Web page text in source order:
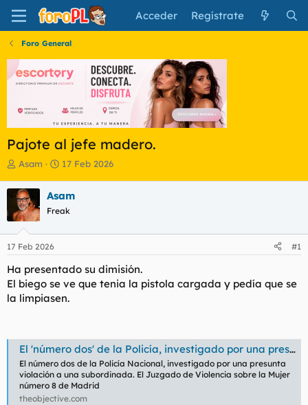
Acceder Regístrate
Foro General
Pajote al jefe madero.
I
i
c
i
a
d
o
d
e
a
Asam
F
h
a
e
i
c
i
17 Feb 2026
Asam
Freak
17 Feb 2026 #1
Ha presentado su dimisión.
El biego se ve que tenia la pistola cargada y pedía que se
la limpiasen.
El 'número dos' de la Policía, investigado por una presunta violación a una subordinada
El número dos de la Policía Nacional, investigado por una presunta
violación a una subordinada. El Juzgado de Violencia sobre la Mujer
número 8 de Madrid
theobjective.com